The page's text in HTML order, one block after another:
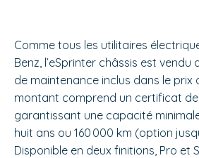
Comme tous les utilitaires
Benz, l’eSprinter châssis est
de maintenance inclus dans le prix
montant comprend un certificat
garantissant une capacité
huit ans ou 160 000 km (option
Disponible en deux finitions, Pro et